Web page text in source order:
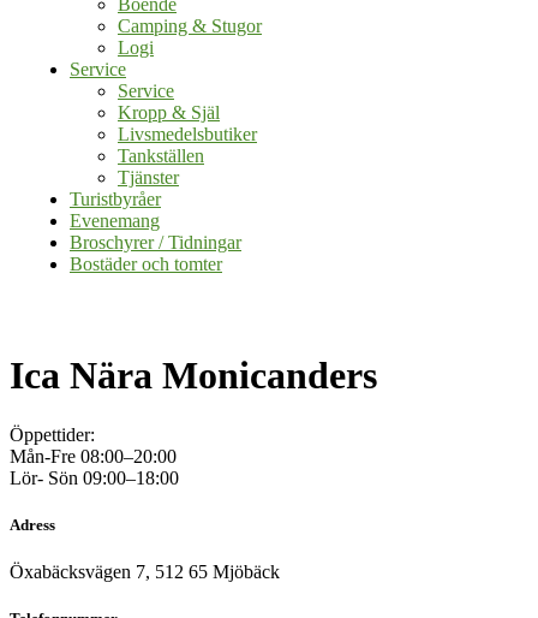
Boende
Camping & Stugor
Logi
Service
Service
Kropp & Själ
Livsmedelsbutiker
Tankställen
Tjänster
Turistbyråer
Evenemang
Broschyrer / Tidningar
Bostäder och tomter
Ica Nära Monicanders
Öppettider:
Mån-Fre 08:00–20:00
Lör- Sön 09:00–18:00
Adress
Öxabäcksvägen 7, 512 65 Mjöbäck